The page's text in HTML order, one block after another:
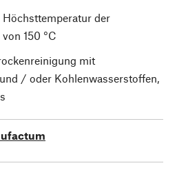
der
150 °C
mit
/ oder Kohlenwasserstoffen,